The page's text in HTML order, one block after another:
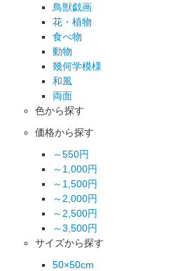
鳥獣戯画
花・植物
食べ物
動物
幾何学模様
和風
両面
色から探す
価格から探す
～550円
～1,000円
～1,500円
～2,000円
～2,500円
～3,500円
サイズから探す
50×50cm